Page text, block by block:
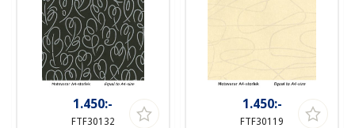
1.450:-
FTF30132
1.450:-
FTF30119